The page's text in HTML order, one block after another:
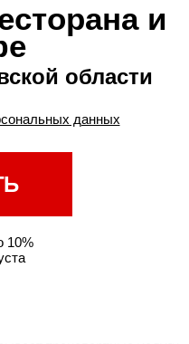
и
области
данных
10%